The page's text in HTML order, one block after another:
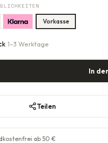
Vorkasse
· 1–3 Werktage
In
Teilen
ab 50 €